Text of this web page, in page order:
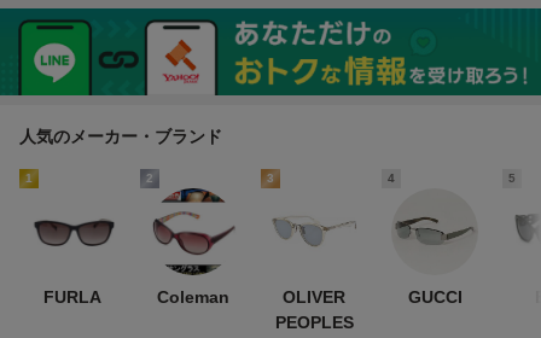
クスモデル メタル フレー
ム バネ蝶番 イタリア製
クスモデル オーバル 型 セ
ル巻き フレーム イタリア
製
ユニセックスモデル メタ
ル フレーム イタリア製 バ
ネ蝶番
人気のメーカー・ブランド
1
FURLA
2
Coleman
3
OLIVER
PEOPLES
4
GUCCI
5